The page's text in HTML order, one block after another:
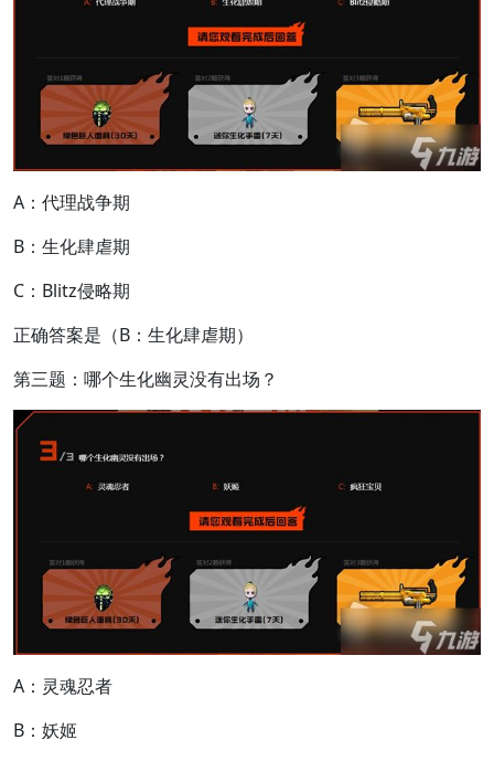
A：代理战争期
B：生化肆虐期
C：Blitz侵略期
正确答案是（B：生化肆虐期）
第三题：哪个生化幽灵没有出场？
A：灵魂忍者
B：妖姬